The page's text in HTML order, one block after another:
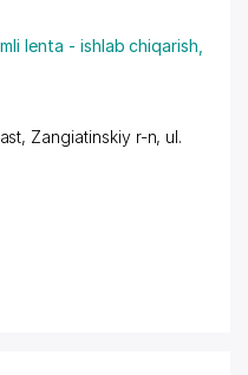
lenta - ishlab chiqarish,
Zangiatinskiy r-n, ul.